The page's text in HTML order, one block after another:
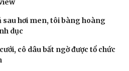
hơi men, tôi bàng hoàng
dục
cô dâu bất ngờ được tổ chức